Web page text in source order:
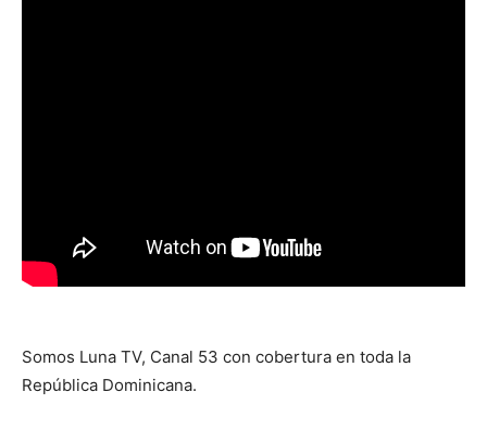
Somos Luna TV, Canal 53 con cobertura en toda la
República Dominicana.